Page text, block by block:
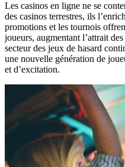
Les casinos en ligne ne se
des casinos terrestres, ils
promotions et les tournois
joueurs, augmentant l’attrait
secteur des jeux de hasard
une nouvelle génération de
et d’excitation.